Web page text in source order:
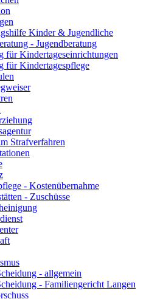
Kinder & Jugendliche
- Jugendberatung
für Kindertageseinrichtungen
für Kindertagespflege
Strafverfahren
- Kostenübernahme
- Zuschüsse
- allgemein
- Familiengericht Langen